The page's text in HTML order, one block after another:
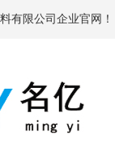
有限公司企业官网！